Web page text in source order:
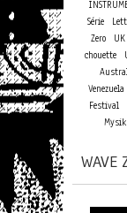
Série
Zero
UK
chouette
Venezuela
Festival
Mysik
WAVE